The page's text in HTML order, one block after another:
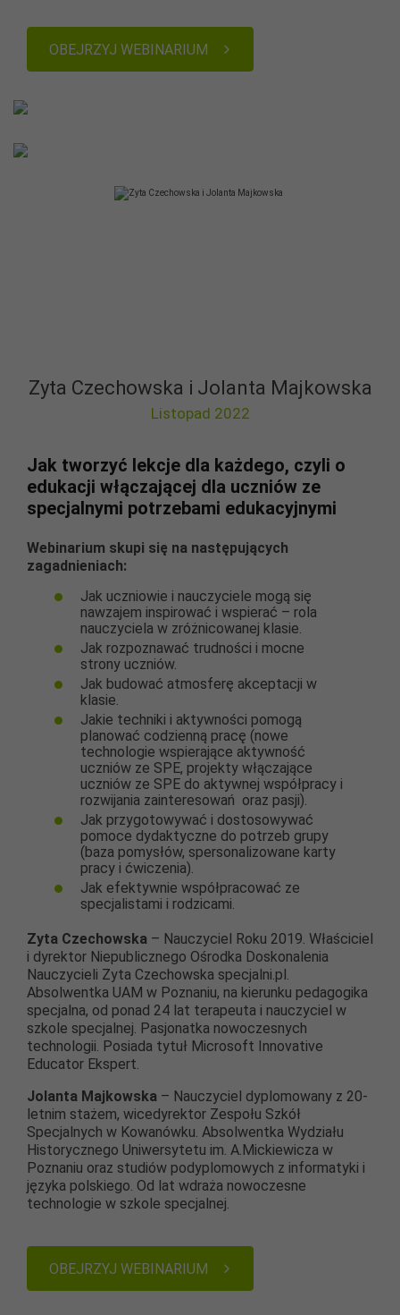
OBEJRZYJ WEBINARIUM
Zyta Czechowska i Jolanta Majkowska
Listopad 2022
Jak tworzyć lekcje dla każdego, czyli o
edukacji włączającej dla uczniów ze
specjalnymi potrzebami edukacyjnymi
Webinarium skupi się na następujących
zagadnieniach:
Jak uczniowie i nauczyciele mogą się
nawzajem inspirować i wspierać – rola
nauczyciela w zróżnicowanej klasie.
Jak rozpoznawać trudności i mocne
strony uczniów.
Jak budować atmosferę akceptacji w
klasie.
Jakie techniki i aktywności pomogą
planować codzienną pracę (nowe
technologie wspierające aktywność
uczniów ze SPE, projekty włączające
uczniów ze SPE do aktywnej współpracy i
rozwijania zainteresowań oraz pasji).
Jak przygotowywać i dostosowywać
pomoce dydaktyczne do potrzeb grupy
(baza pomysłów, spersonalizowane karty
pracy i ćwiczenia).
Jak efektywnie współpracować ze
specjalistami i rodzicami.
Zyta Czechowska – Nauczyciel Roku 2019. Właściciel
i dyrektor Niepublicznego Ośrodka Doskonalenia
Nauczycieli Zyta Czechowska specjalni.pl.
Absolwentka UAM w Poznaniu, na kierunku pedagogika
specjalna, od ponad 24 lat terapeuta i nauczyciel w
szkole specjalnej. Pasjonatka nowoczesnych
technologii. Posiada tytuł Microsoft Innovative
Educator Ekspert.
Jolanta Majkowska – Nauczyciel dyplomowany z 20-
letnim stażem, wicedyrektor Zespołu Szkół
Specjalnych w Kowanówku. Absolwentka Wydziału
Historycznego Uniwersytetu im. A.Mickiewicza w
Poznaniu oraz studiów podyplomowych z informatyki i
języka polskiego. Od lat wdraża nowoczesne
technologie w szkole specjalnej.
OBEJRZYJ WEBINARIUM